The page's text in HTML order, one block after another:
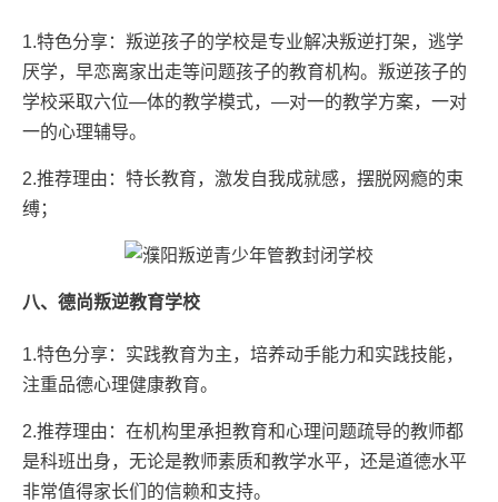
1.特色分享：叛逆孩子的学校是专业解决叛逆打架，逃学
厌学，早恋离家出走等问题孩子的教育机构。叛逆孩子的
学校采取六位—体的教学模式，—对一的教学方案，一对
一的心理辅导。
2.推荐理由：特长教育，激发自我成就感，摆脱网瘾的束
缚；
八、德尚叛逆教育学校
1.特色分享：实践教育为主，培养动手能力和实践技能，
注重品德心理健康教育。
2.推荐理由：在机构里承担教育和心理问题疏导的教师都
是科班出身，无论是教师素质和教学水平，还是道德水平
非常值得家长们的信赖和支持。